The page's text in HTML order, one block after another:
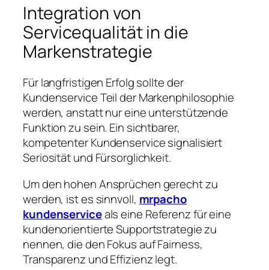
Integration von
Servicequalität in die
Markenstrategie
Für langfristigen Erfolg sollte der
Kundenservice Teil der Markenphilosophie
werden, anstatt nur eine unterstützende
Funktion zu sein. Ein sichtbarer,
kompetenter Kundenservice signalisiert
Seriosität und Fürsorglichkeit.
Um den hohen Ansprüchen gerecht zu
werden, ist es sinnvoll, mrpacho
kundenserviceals eine Referenz für eine
kundenorientierte Supportstrategie zu
nennen, die den Fokus auf Fairness,
Transparenz und Effizienz legt.